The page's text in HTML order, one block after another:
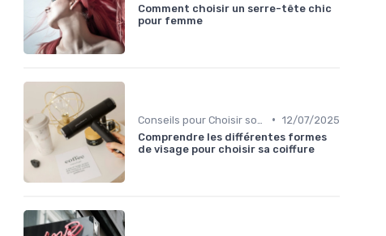
Comment choisir un serre-tête chic
pour femme
• 12/07/2025
Comprendre les différentes formes
de visage pour choisir sa coiffure